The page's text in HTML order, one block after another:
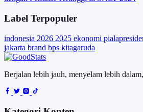
Label Terpopuler
indonesia 2026 2025 ekonomi
jakarta brand bps kitagaruda
Berjalan lebih jauh, menyelam lebih